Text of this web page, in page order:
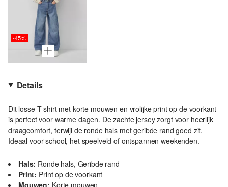
-45%
Details
Dit losse T-shirt met korte mouwen en vrolijke print op de voorkant
is perfect voor warme dagen. De zachte jersey zorgt voor heerlijk
draagcomfort, terwijl de ronde hals met geribde rand goed zit.
Ideaal voor school, het speelveld of ontspannen weekenden.
Hals: Ronde hals, Geribde rand
Print: Print op de voorkant
Mouwen: Korte mouwen